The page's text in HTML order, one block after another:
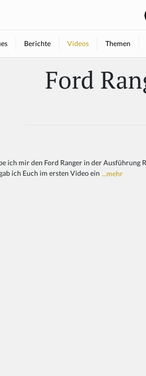
Berichte Videos Themen
Ford
ich mir den Ford Ranger in der Ausführung
ich Euch im ersten Video ein ...mehr